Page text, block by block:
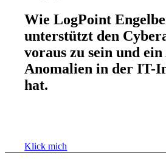
Wie LogPoint
unterstützt den
voraus zu sein und
Anomalien in der IT-
hat.
Klick mich